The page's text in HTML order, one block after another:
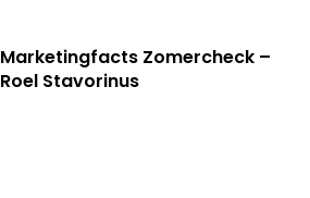
Marketingfacts Zomercheck –
Roel Stavorinus